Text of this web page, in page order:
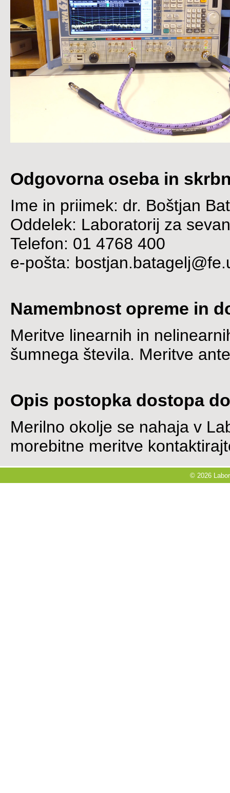
Odgovorna oseba in
Ime in priimek: dr. Boštjan
Oddelek: Laboratorij za
Telefon: 01 4768 400
e-pošta:
Namembnost opreme in
Meritve linearnih in
šumnega števila. Meritve
Opis postopka dostopa
Merilno okolje se nahaja v
morebitne meritve
© 2026